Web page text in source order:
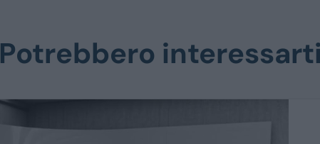
Potrebbero